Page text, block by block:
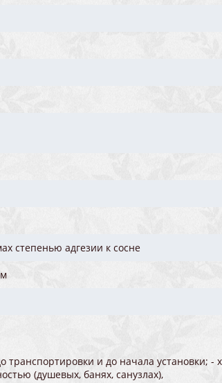
степенью адгезии к сосне
и до начала установки;
(душевых, банях, санузлах),